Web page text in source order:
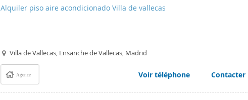
Alquiler piso aire acondicionado Villa de vallecas
Villa de Vallecas, Ensanche de Vallecas, Madrid
Agence Voir téléphone Contacter